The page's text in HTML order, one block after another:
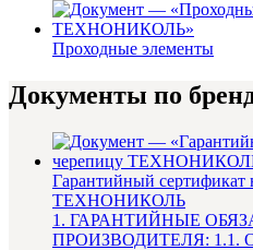
Проходные элементы
Документы по
Гарантийный сертификат
ТЕХНОНИКОЛЬ
1. ГАРАНТИЙНЫЕ
ПРОИЗВОДИТЕЛЯ: 1.1.